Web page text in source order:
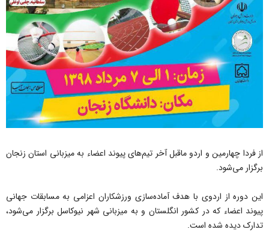
از فردا چهارمین و اردو ماقبل آخر تیم‌های پیوند اعضاء به میزبانی استان زنجان
برگزار می‌شود.
این دوره از اردوی با هدف آماده‌سازی ورزشکاران اعزامی به مسابقات جهانی
پیوند اعضاء که در کشور انگلستان و به میزبانی شهر نیوکاسل برگزار می‌شود،
تدارک دیده شده است.